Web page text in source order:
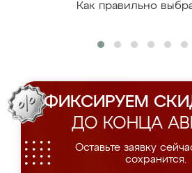
Как правильно
ФИКСИРУЕМ
ДО КОНЦА
Оставьте заявку
сохранится.